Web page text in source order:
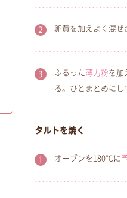
卵黄を加えよく混ぜ
ふるった薄力粉を加
る。ひとまとめにし
タルトを焼く
オーブンを180℃に